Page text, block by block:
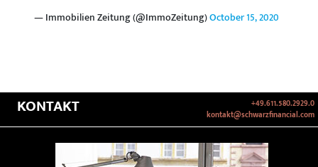
— Immobilien Zeitung (@ImmoZeitung)October 15, 2020
KONTAKT
+49.611.580.2929.0
kontakt@schwarzfinancial.com